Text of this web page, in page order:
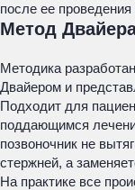
после ее
Метод
Методика
Двайером и
Подходит для
поддающимся
позвоночник не
стержней, а
На практике все